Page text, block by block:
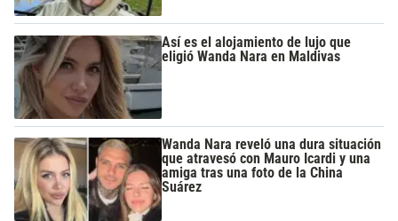
Así es el alojamiento de lujo que
eligió Wanda Nara en Maldivas
Wanda Nara reveló una dura situación
que atravesó con Mauro Icardi y una
amiga tras una foto de la China
Suárez